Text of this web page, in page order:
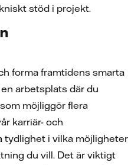
stöd i projekt.
forma framtidens smarta
arbetsplats där du
möjliggör flera
karriär- och
tydlighet i vilka möjligheter
du vill. Det är viktigt